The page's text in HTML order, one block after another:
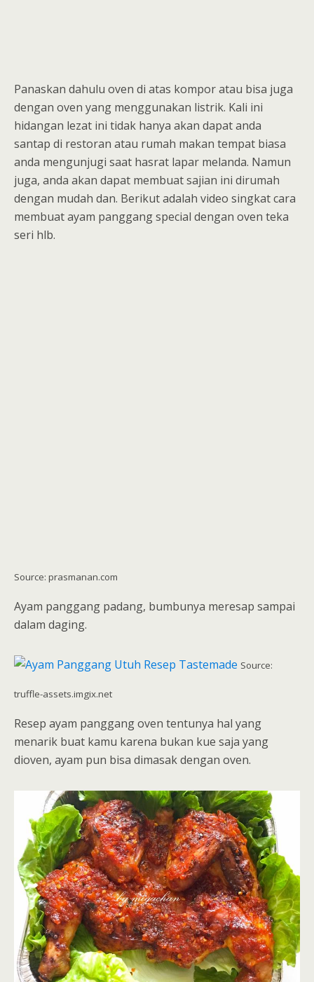
Panaskan dahulu oven di atas kompor atau bisa juga
dengan oven yang menggunakan listrik. Kali ini
hidangan lezat ini tidak hanya akan dapat anda
santap di restoran atau rumah makan tempat biasa
anda mengunjugi saat hasrat lapar melanda. Namun
juga, anda akan dapat membuat sajian ini dirumah
dengan mudah dan. Berikut adalah video singkat cara
membuat ayam panggang special dengan oven teka
seri hlb.
Source: prasmanan.com
Ayam panggang padang, bumbunya meresap sampai
dalam daging.
Source:
truffle-assets.imgix.net
Resep ayam panggang oven tentunya hal yang
menarik buat kamu karena bukan kue saja yang
dioven, ayam pun bisa dimasak dengan oven.